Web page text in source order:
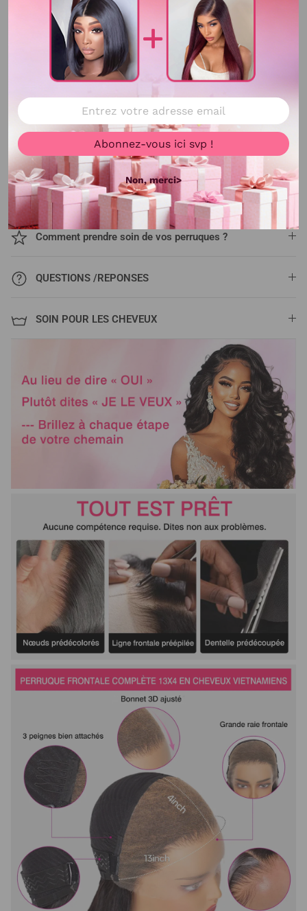
Comment prendre soin de vos perruques ?
QUESTIONS /REPONSES
SOIN POUR LES CHEVEUX
Abonnez-vous ici svp !
Non, merci>